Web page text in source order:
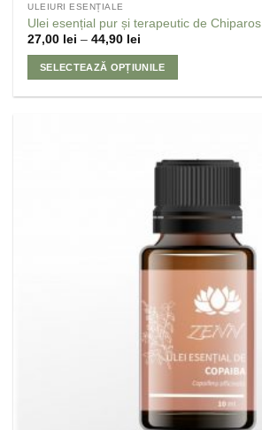
ULEIURI ESENȚIALE
Ulei esențial pur și terapeutic de Chiparos
27,00 lei –44,90 lei
SELECTEAZĂ OPȚIUNILE